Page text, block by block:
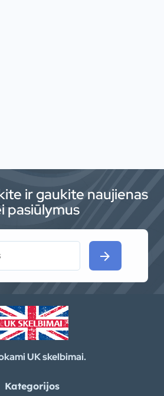
ir gaukite naujienas
pasiūlymus
arrow_forward
UK skelbimai.
Kategorijos